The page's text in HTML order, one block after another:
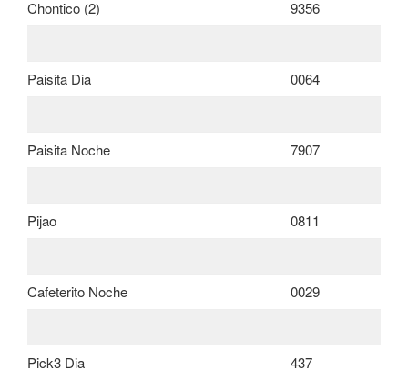
Chontico (2) 9356
Paisita Dia 0064
Paisita Noche 7907
Pijao 0811
Cafeterito Noche 0029
Pick3 Dia 437